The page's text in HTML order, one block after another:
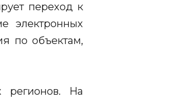
переход к
электронных
по объектам,
регионов. На